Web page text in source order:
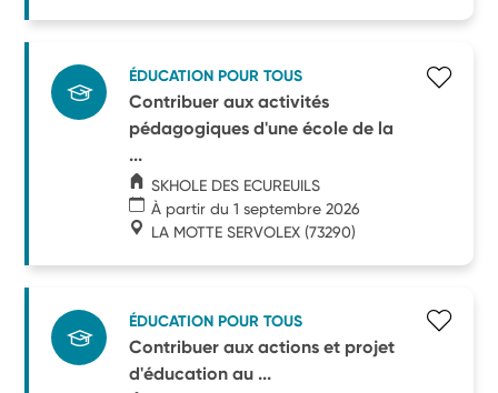
ÉDUCATION POUR TOUS
Contribuer aux activités
pédagogiques d'une école de la
...
SKHOLE DES ECUREUILS
À partir du 1 septembre 2026
LA MOTTE SERVOLEX (73290)
ÉDUCATION POUR TOUS
Contribuer aux actions et projet
d'éducation au ...